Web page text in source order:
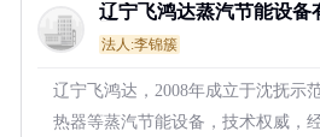
辽宁飞鸿达蒸汽节能设备
司
法人:李锦簇
辽宁飞鸿达，2008年成立于沈抚示
热器等蒸汽节能设备，技术权威，